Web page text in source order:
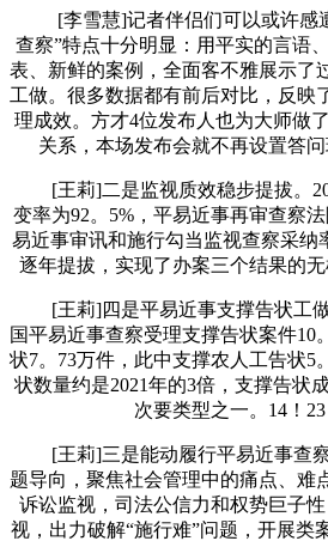
[李雪慧]记者伴侣们可以或许感
查察”特点十分明显：用平实的言语
表、新鲜的案例，全面客不雅展示了
工做。很多数据都有前后对比，反映
理成效。方才4位发布人也为大师做
关系，本场发布会就不再设置答问
[王莉]二是监视质效稳步提拔。
变率为92。5%，平易近事再审查察
易近事审讯和施行勾当监视查察采纳
逐年提拔，实现了办案三个结果的无
[王莉]四是平易近事支撑告状工做
国平易近事查察受理支撑告状案件10
状7。73万件，此中支撑农人工告状5
状数量约是2021年的3倍，支撑告状
次要类型之一。14！23
[王莉]三是能动履行平易近事查察
题导向，聚焦社会管理中的痛点、难
诉讼监视，司法公信力和权势巨子
视，出力破解“施行难”问题，开展类